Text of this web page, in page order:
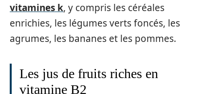
vitamines k, y compris les céréales
enrichies, les légumes verts foncés, les
agrumes, les bananes et les pommes.
Les jus de fruits riches en
vitamine B2